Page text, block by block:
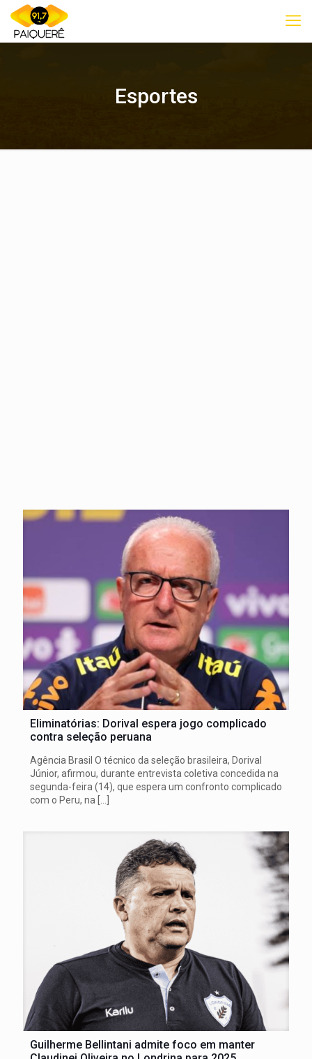
Esportes
Eliminatórias: Dorival espera jogo complicado
contra seleção peruana
Agência Brasil O técnico da seleção brasileira, Dorival
Júnior, afirmou, durante entrevista coletiva concedida na
segunda-feira (14), que espera um confronto complicado
com o Peru, na […]
Guilherme Bellintani admite foco em manter